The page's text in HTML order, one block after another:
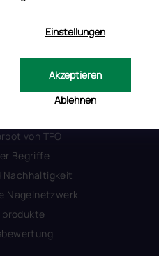
Einstellungen
Ablehnen
Akzeptieren
FÜR SIE
von TPO
Begriffe
Nachhaltigkeit
Nagelnetzwerk
produkte